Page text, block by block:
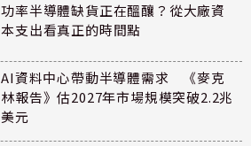
功率半導體缺貨正在醞釀？從大廠資
本支出看真正的時間點
AI資料中心帶動半導體需求 《麥克
林報告》估2027年市場規模突破2.2兆
美元